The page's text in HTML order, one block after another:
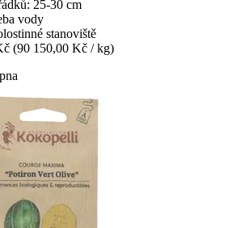
25-30 cm
vody
stanoviště
(90 150,00 Kč / kg)